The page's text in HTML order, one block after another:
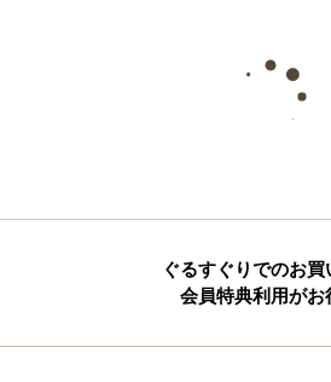
ぐるすぐりでのお買
会員特典利用がお